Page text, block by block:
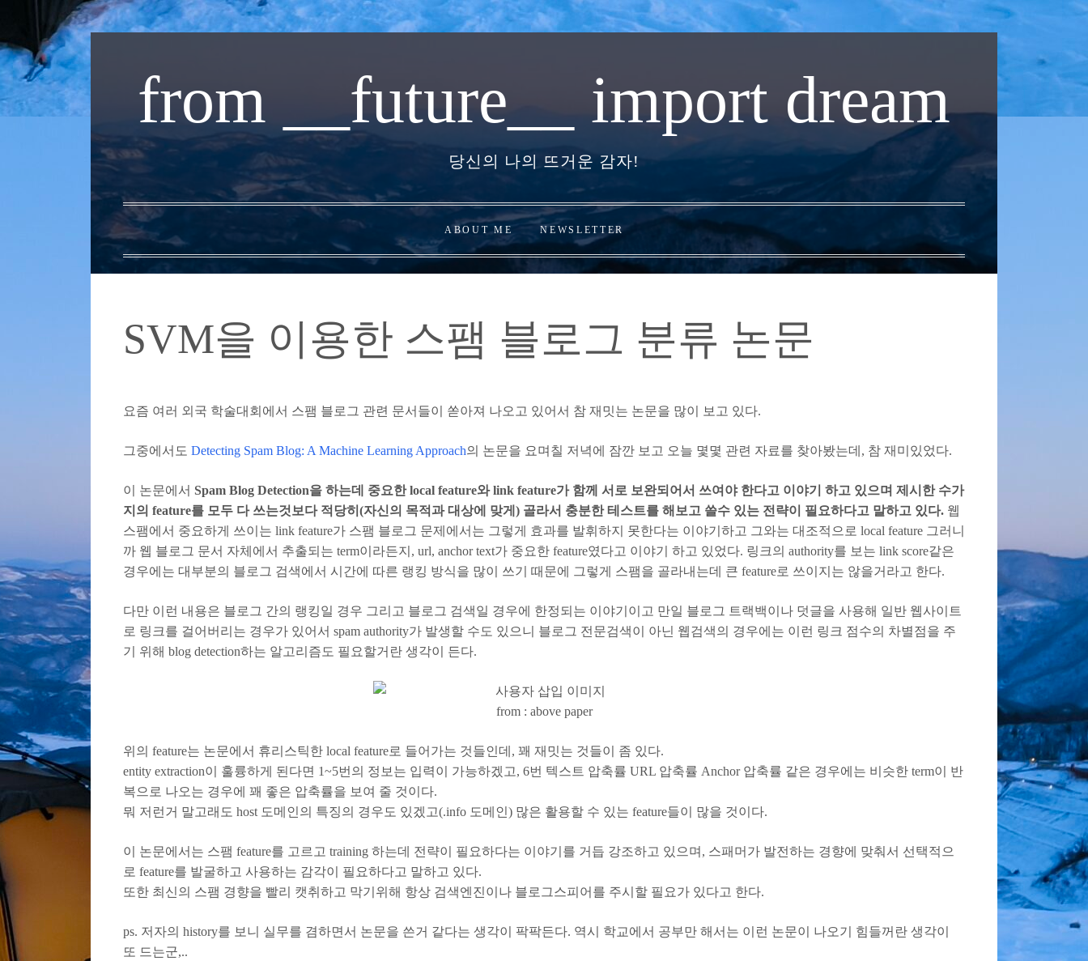
용
로
가
from __future__ import dream
당신의 나의 뜨거운 감자!
ABOUT ME NEWSLETTER
SVM을 이용한 스팸 블로그 분류 논문
요즘 여러 외국 학술대회에서 스팸 블로그 관련 문서들이 쏟아져 나오고 있어서 참 재밋는 논문을 많이 보고 있다.
그중에서도 Detecting Spam Blog: A Machine Learning Approach의 논문을 요며칠 저녁에 잠깐 보고 오늘 몇몇 관련 자료를 찾아봤는데, 참 재미있었다.
이 논문에서 Spam Blog Detection을 하는데 중요한 local feature와 link feature가 함께 서로 보완되어서 쓰여야 한다고 이야기 하고 있으며 제시한 수가
지의 feature를 모두 다 쓰는것보다 적당히(자신의 목적과 대상에 맞게) 골라서 충분한 테스트를 해보고 쓸수 있는 전략이 필요하다고 말하고 있다. 웹
스팸에서 중요하게 쓰이는 link feature가 스팸 블로그 문제에서는 그렇게 효과를 발휘하지 못한다는 이야기하고 그와는 대조적으로 local feature 그러니
까 웹 블로그 문서 자체에서 추출되는 term이라든지, url, anchor text가 중요한 feature였다고 이야기 하고 있었다. 링크의 authority를 보는 link score같은
경우에는 대부분의 블로그 검색에서 시간에 따른 랭킹 방식을 많이 쓰기 때문에 그렇게 스팸을 골라내는데 큰 feature로 쓰이지는 않을거라고 한다.
다만 이런 내용은 블로그 간의 랭킹일 경우 그리고 블로그 검색일 경우에 한정되는 이야기이고 만일 블로그 트랙백이나 덧글을 사용해 일반 웹사이트
로 링크를 걸어버리는 경우가 있어서 spam authority가 발생할 수도 있으니 블로그 전문검색이 아닌 웹검색의 경우에는 이런 링크 점수의 차별점을 주
기 위해 blog detection하는 알고리즘도 필요할거란 생각이 든다.
from : above paper
위의 feature는 논문에서 휴리스틱한 local feature로 들어가는 것들인데, 꽤 재밋는 것들이 좀 있다.
entity extraction이 훌륭하게 된다면 1~5번의 정보는 입력이 가능하겠고, 6번 텍스트 압축률 URL 압축률 Anchor 압축률 같은 경우에는 비슷한 term이 반
복으로 나오는 경우에 꽤 좋은 압축률을 보여 줄 것이다.
뭐 저런거 말고래도 host 도메인의 특징의 경우도 있겠고(.info 도메인) 많은 활용할 수 있는 feature들이 많을 것이다.
이 논문에서는 스팸 feature를 고르고 training 하는데 전략이 필요하다는 이야기를 거듭 강조하고 있으며, 스패머가 발전하는 경향에 맞춰서 선택적으
로 feature를 발굴하고 사용하는 감각이 필요하다고 말하고 있다.
또한 최신의 스팸 경향을 빨리 캣취하고 막기위해 항상 검색엔진이나 블로그스피어를 주시할 필요가 있다고 한다.
ps. 저자의 history를 보니 실무를 겸하면서 논문을 쓴거 같다는 생각이 팍팍든다. 역시 학교에서 공부만 해서는 이런 논문이 나오기 힘들꺼란 생각이
또 드는군,..